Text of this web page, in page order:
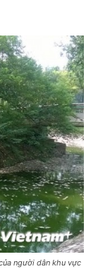
người dân khu vực